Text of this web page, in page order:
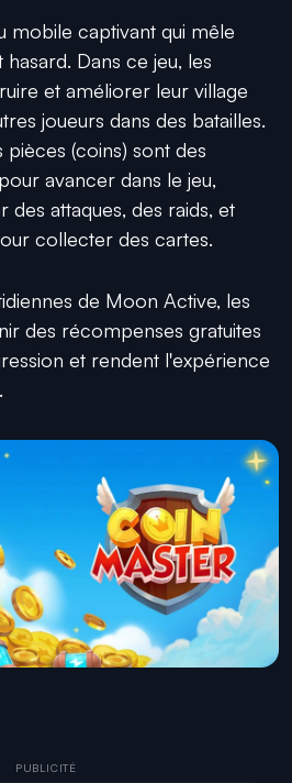
mobile captivant qui mêle
Dans ce jeu, les
et améliorer leur village
joueurs dans des batailles.
pièces (coins) sont des
avancer dans le jeu,
attaques, des raids, et
collecter des cartes.
de Moon Active, les
des récompenses gratuites
et rendent l'expérience